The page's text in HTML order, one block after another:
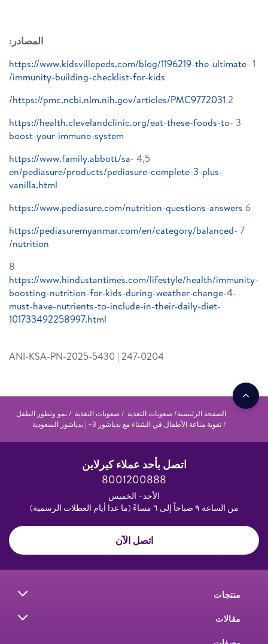
المصادر:
1
https://www.kidsvillepeds.com/blog/1196219-the-ultimate-
immunity-building-checklist-for-kids/
2
https://pmc.ncbi.nlm.nih.gov/articles/PMC9772031/
3
https://health.clevelandclinic.org/eat-these-foods-to-
boost-your-immune-system
4,5
https://www.family.abbott/sa-
en/pediasure/products/pediasure-complete-3-plus-
vanilla.html
6
https://www.pediasure.com/nutrition-questions-answers
7
https://pediasuremyanmar.com/en/category/balanced-
nutrition/
8
https://www.hindustantimes.com/lifestyle/health/immunity-
boosting-nutrition-for-kids-during-weather-change-4-
must-have-nutrients-to-include-in-their-daily-diet-
101733492258997.html
ANI-KSA-PN-2025-5430 | 247-0204
الصفحة الرئيسية صعوبات التغذية صعوبات التغذية
نمو وتطور الطفل
تقوية مناعة الأطفال في الشتاء مع بدياشور 3+ | بدياشور السعودية
اتصل بأحد عملاء كيرلاين
8001200888
الأحد– الخميس
من الساعة ٩ صباحاً إلى ٦ مساءً (ما عدا أيام العطلات الرسمية)
اتصل الآن
منتجات
مقالات